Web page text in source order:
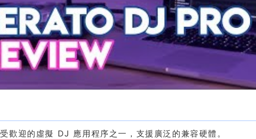
歡迎的虛擬 DJ 應用程序之一，支援廣泛的兼容硬體。